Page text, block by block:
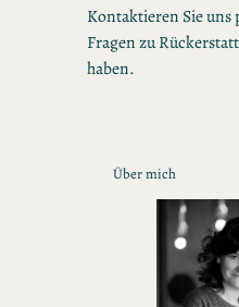
Kontaktieren Sie uns
Fragen zu
haben.
Über mich